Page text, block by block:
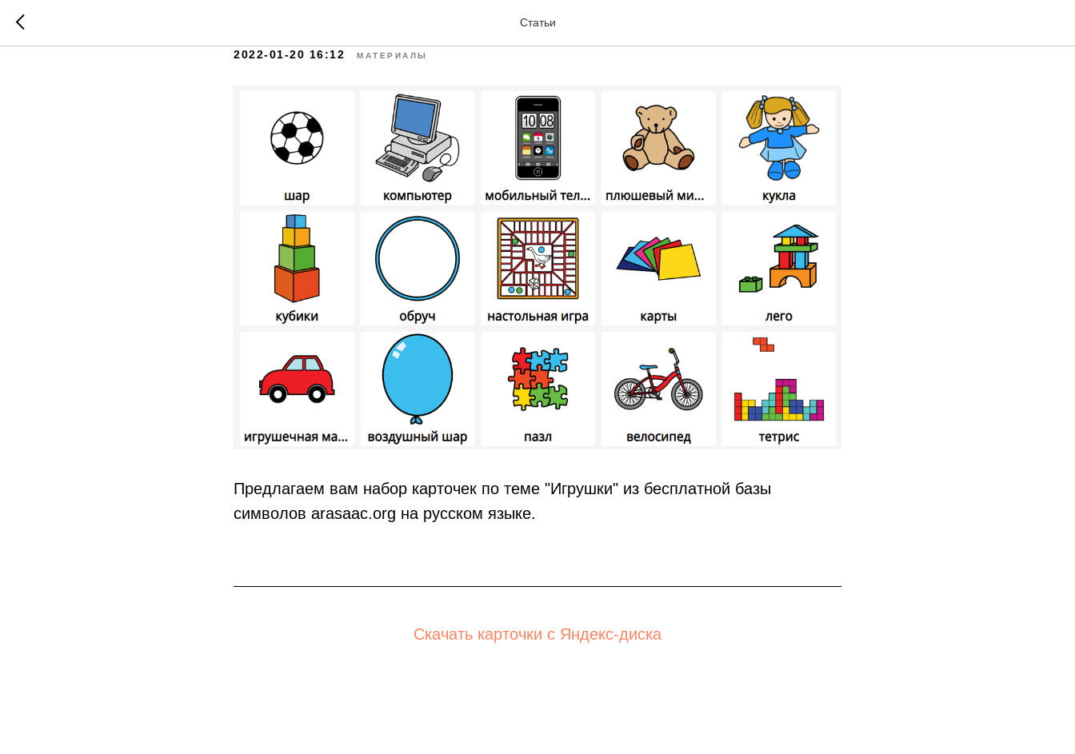
Статьи
Карточки "Игрушки"
2022-01-20 16:12 МАТЕРИАЛЫ
Предлагаем вам набор карточек по теме "Игрушки" из бесплатной базы
символов arasaac.org на русском языке.
Скачать карточки с Яндекс-диска